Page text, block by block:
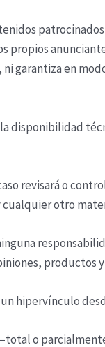
propios
garantiza en
disponibilidad
revisará o
otro
productos
hipervínculo
o